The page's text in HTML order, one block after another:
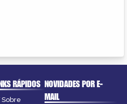
RÁPIDOS
Sobre
NOVIDADES POR E-
MAIL